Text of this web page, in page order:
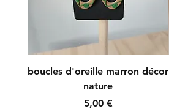
boucles d'oreille marron décor
nature
Prix
5,00 €